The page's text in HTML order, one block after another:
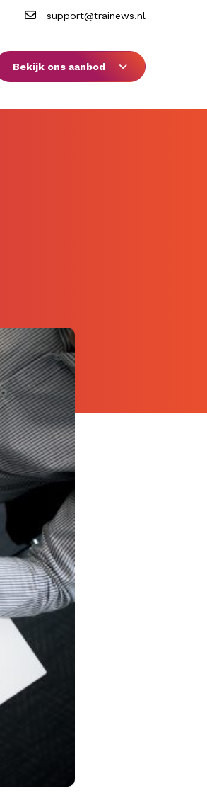
support@trainews.nl
Bekijk ons aanbod